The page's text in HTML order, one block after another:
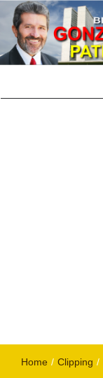
Home / Clipping /